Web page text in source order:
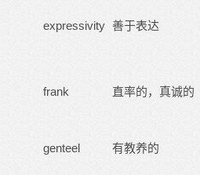
expressivity 善于表达
frank 直率的，真诚的
genteel 有教养的